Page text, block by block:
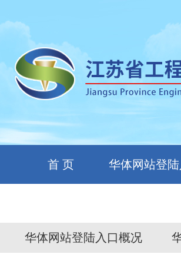
首 页 华体网站登陆
华体网站登陆入口概况